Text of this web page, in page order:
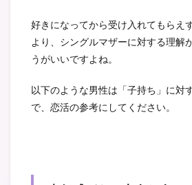
好きになってから受け入れてもらえ
より、シングルマザーに対する理解
うがいいですよね。
以下のような男性は「子持ち」に対
で、恋活の参考にしてください。